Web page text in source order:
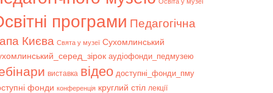
програми Педагогічна
Києва Свята у музеї Сухомлинський
аудіофонди_педмузею
виставка відео доступні_фонди_пму
фонди конференція круглий стіл лекції